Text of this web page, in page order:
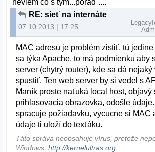
neviem čo s tým...poraď ....
RE: sieť na internáte
07.10.2013 | 17:25
MAC adresu je problém zistiť, tú jedine
sa týka Apache, to má podmienku aby
server (chytrý router), kde sa dá nejaký
spustiť. Ten web server by si vedel s
Maník proste naťuká local host, objavý
prihlasovacia obrazovka, odošle
spracuje požiadavku, vycucne si MAC
údaje ti uloží do texťáku.
Táto správa neobsahuje vírus, pretože
Windows.http://kernelultras.org